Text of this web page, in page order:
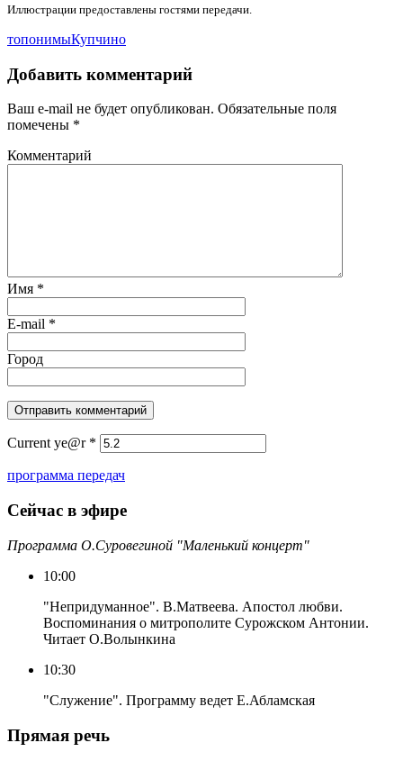
Иллюстрации предоставлены гостями передачи.
топонимыКупчино
Добавить комментарий
Ваш e-mail не будет опубликован. Обязательные поля
помечены *
Комментарий
Имя *
E-mail *
Город
Current ye@r *
программа передач
Сейчас в эфире
Программа О.Суровегиной "Маленький концерт"
10:00
"Непридуманное". В.Матвеева. Апостол любви.
Воспоминания о митрополите Сурожском Антонии.
Читает О.Волынкина
10:30
"Служение". Программу ведет Е.Абламская
Прямая речь